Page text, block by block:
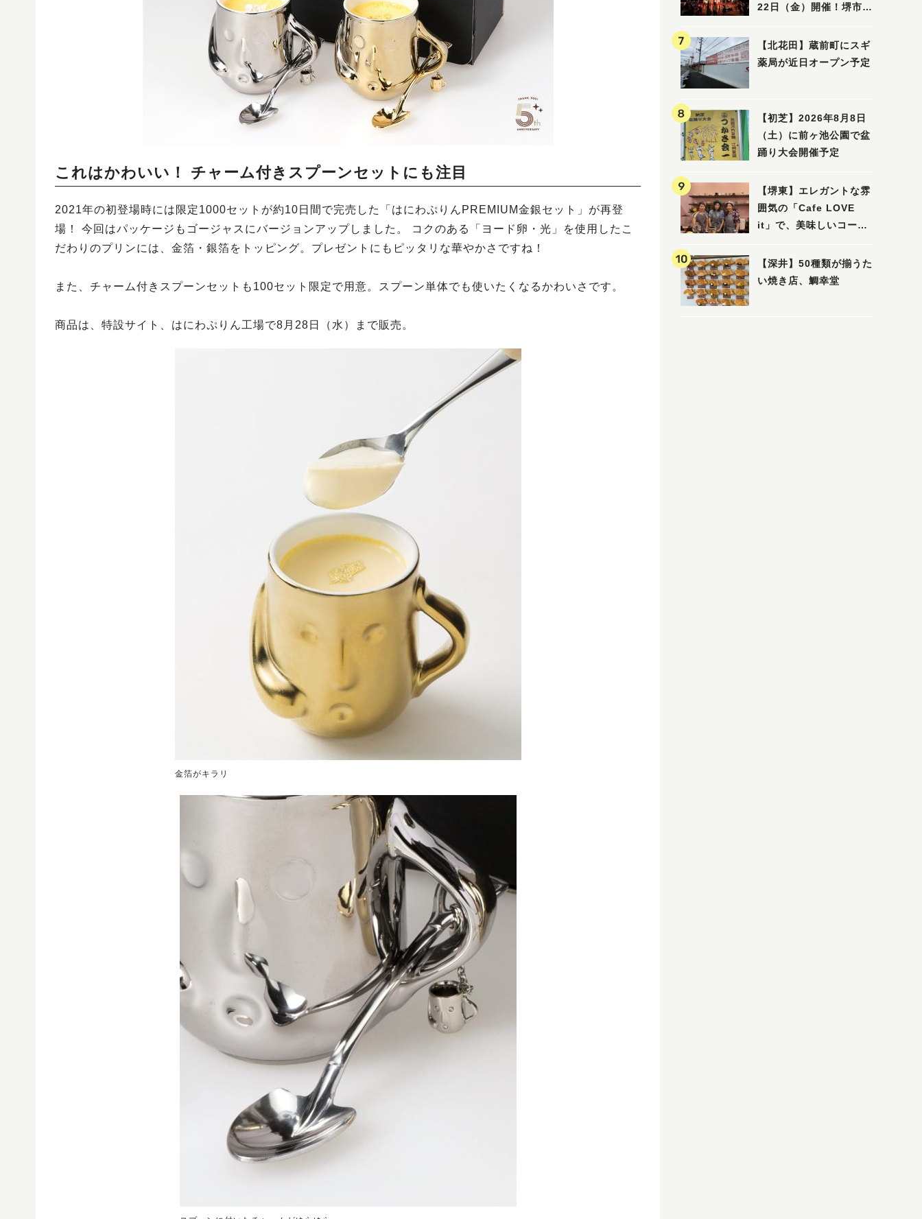
これはかわいい！ チャーム付きスプーンセットにも注目
2021年の初登場時には限定1000セットが約10日間で完売した「はにわぷりんPREMIUM金銀セット」が再登
場！ 今回はパッケージもゴージャスにバージョンアップしました。 コクのある「ヨード卵・光」を使用したこ
だわりのプリンには、金箔・銀箔をトッピング。プレゼントにもピッタリな華やかさですね！
また、チャーム付きスプーンセットも100セット限定で用意。スプーン単体でも使いたくなるかわいさです。
商品は、特設サイト、はにわぷりん工場で8月28日（水）まで販売。
金箔がキラリ
22日（金）開催！堺市北
納涼祭
【北花田】蔵前町にスギ
薬局が近日オープン予定
【初芝】2026年8月8日
（土）に前ヶ池公園で盆
踊り大会開催予定
【堺東】エレガントな雰
囲気の「Cafe LOVE
it」で、美味しいコーヒ
【深井】50種類が揃うた
い焼き店、鯛幸堂